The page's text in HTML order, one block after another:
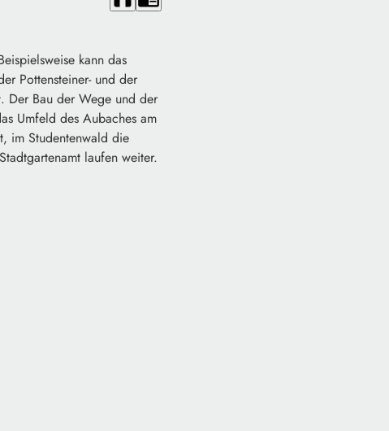
kann das
Pottensteiner- und der
Der Bau der Wege und der
Umfeld des Aubaches am
im Studentenwald die
laufen weiter.